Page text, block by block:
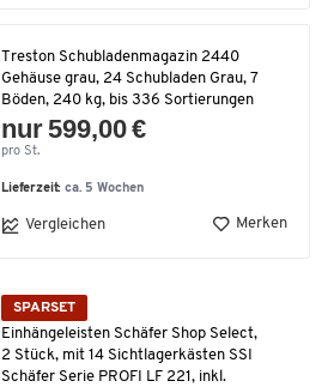
Treston Schubladenmagazin 2440
Gehäuse grau, 24 Schubladen Grau, 7
Böden, 240 kg, bis 336 Sortierungen
nur 599,00 €
pro St.
Lieferzeit:ca. 5 Wochen
Vergleichen Merken
SPARSET
Einhängeleisten Schäfer Shop Select,
2 Stück, mit 14 Sichtlagerkästen SSI
Schäfer Serie PROFI LF 221, inkl.